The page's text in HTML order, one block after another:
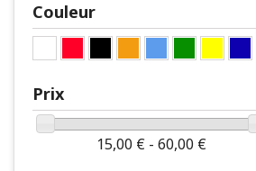
Couleur
Prix
15,00 € - 60,00 €